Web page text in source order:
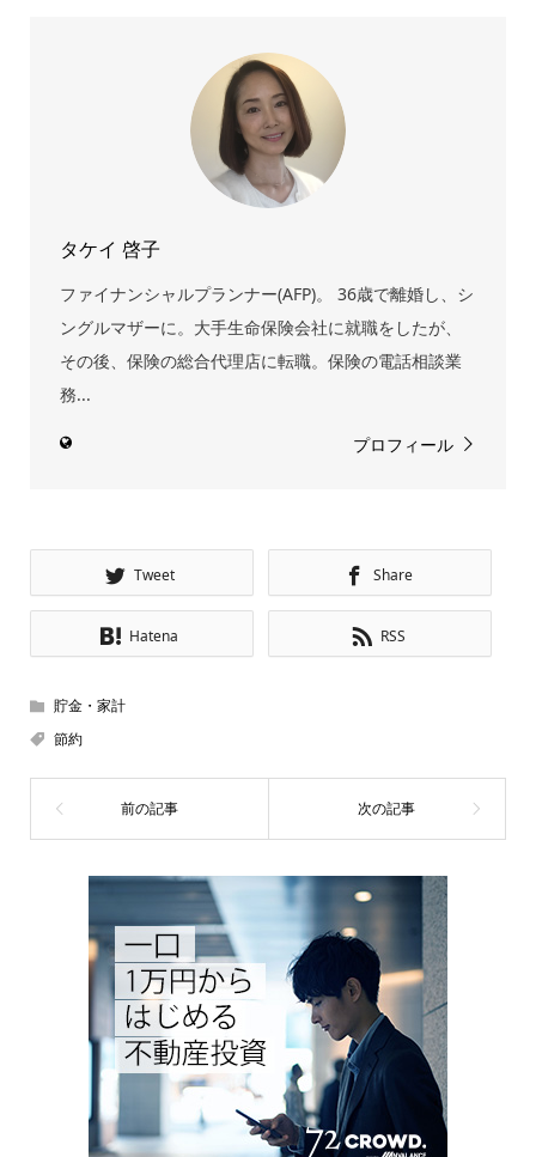
タケイ 啓子
ファイナンシャルプランナー(AFP)。 36歳で離婚し、シ
ングルマザーに。大手生命保険会社に就職をしたが、
その後、保険の総合代理店に転職。保険の電話相談業
務...
プロフィール
Tweet Share
Hatena RSS
貯金・家計
節約